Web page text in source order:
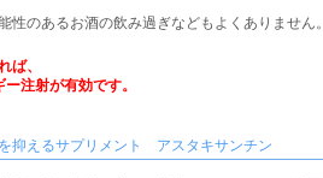
性のあるお酒の飲み過ぎなどもよくありません。
ば、
注射が有効です。
抑えるサプリメント アスタキサンチン